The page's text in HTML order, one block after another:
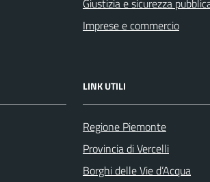
Imprese e commercio
LINK UTILI
Regione Piemonte
Provincia di Vercelli
Borghi delle Vie d’Acqua